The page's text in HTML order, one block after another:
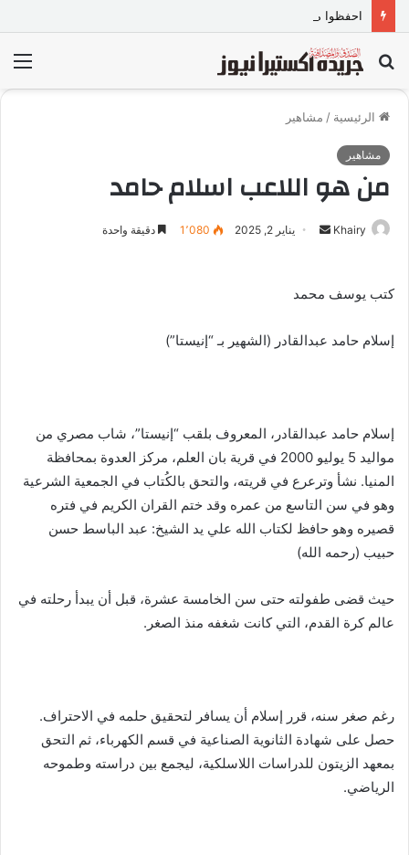
احفظوا مصر… فتماسك الداخل خط الدفاع الأول
بحث
عن
الرئيسية / مشاهير
مشاهير
من هو اللاعب اسلام حامد
Khairy
ل
ر
ت
و
ن
ا
يناير 2, 2025 1٬080 دقيقة واحدة
كتب يوسف محمد
إسلام حامد عبدالقادر (الشهير بـ “إنيستا”)
إسلام حامد عبدالقادر، المعروف بلقب “إنيستا”، شاب مصري من
مواليد 5 يوليو 2000 في قرية بان العلم، مركز العدوة بمحافظة
المنيا. نشأ وترعرع في قريته، والتحق بالكُتاب في الجمعية الشرعية
وهو في سن التاسع من عمره وقد ختم القران الكريم في فتره
قصيره وهو حافظ لكتاب الله علي يد الشيخ: عبد الباسط حسن
حبيب (رحمه الله)
حيث قضى طفولته حتى سن الخامسة عشرة، قبل أن يبدأ رحلته في
عالم كرة القدم، التي كانت شغفه منذ الصغر.
رغم صغر سنه، قرر إسلام أن يسافر لتحقيق حلمه في الاحتراف.
حصل على شهادة الثانوية الصناعية في قسم الكهرباء، ثم التحق
بمعهد الزيتون للدراسات اللاسلكية، ليجمع بين دراسته وطموحه
الرياضي.